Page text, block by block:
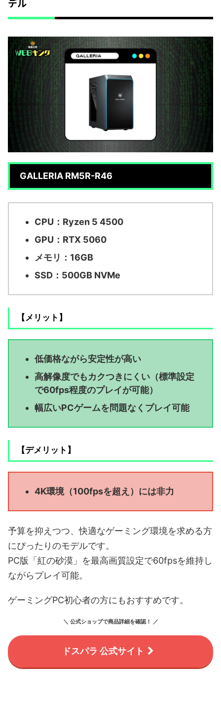
デル
GALLERIA RM5R-R46
CPU：Ryzen 5 4500
GPU：RTX 5060
メモリ：16GB
SSD：500GB NVMe
【メリット】
低価格ながら安定性が高い
高解像度でもカクつきにくい（標準設定
で60fps程度のプレイが可能）
幅広いPCゲームを問題なくプレイ可能
【デメリット】
4K環境（100fpsを超え）には非力
予算を抑えつつ、快適なゲーミング環境を求める方
にぴったりのモデルです。
PC版「紅の砂漠」を最高画質設定で60fpsを維持し
ながらプレイ可能。
ゲーミングPC初心者の方にもおすすめです。
＼ 公式ショップで商品詳細を確認！ ／
ドスパラ 公式サイト